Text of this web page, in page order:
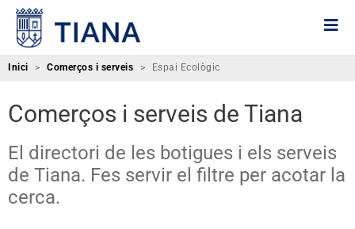
Inici > Comerços i serveis > Espai Ecològic
Comerços i serveis de Tiana
El directori de les botigues i els serveis
de Tiana. Fes servir el filtre per acotar la
cerca.